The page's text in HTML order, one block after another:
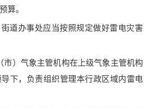
算。
道办事处应当按照规定做好雷电灾害
市）气象主管机构在上级气象主管机构
下，负责组织管理本行政区域内雷电